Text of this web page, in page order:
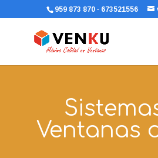
959 873 870 · 673521556
Ventanas